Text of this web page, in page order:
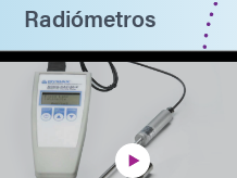
Radiómetros